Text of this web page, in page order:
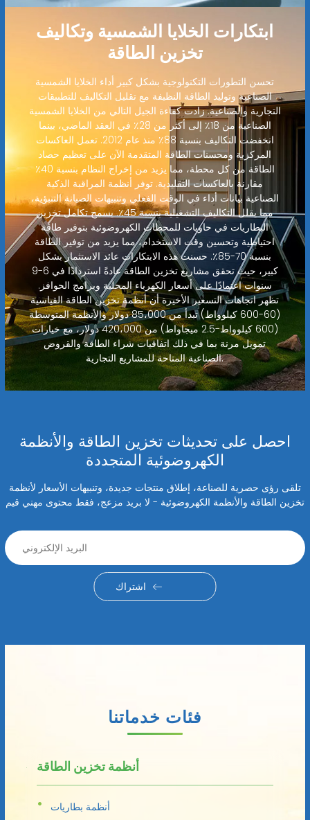
ابتكارات الخلايا الشمسية وتكاليف
تخزين الطاقة
تحسن التطورات التكنولوجية بشكل كبير أداء الخلايا الشمسية
الصناعية وتوليد الطاقة النظيفة مع تقليل التكاليف للتطبيقات
التجارية والصناعية. زادت كفاءة الجيل التالي من الخلايا الشمسية
الصناعية من 18٪ إلى أكثر من 28٪ في العقد الماضي، بينما
انخفضت التكاليف بنسبة 88٪ منذ عام 2012. تعمل العاكسات
المركزية ومحسنات الطاقة المتقدمة الآن على تعظيم حصاد
الطاقة من كل محطة، مما يزيد من إخراج النظام بنسبة 40٪
مقارنة بالعاكسات التقليدية. توفر أنظمة المراقبة الذكية
الصناعية بيانات أداء في الوقت الفعلي وتنبيهات الصيانة التنبؤية،
مما يقلل التكاليف التشغيلية بنسبة 45٪. يسمح تكامل تخزين
البطاريات في حاويات للمحطات الكهروضوئية بتوفير طاقة
احتياطية وتحسين وقت الاستخدام، مما يزيد من توفير الطاقة
بنسبة 70-85٪. حسنت هذه الابتكارات عائد الاستثمار بشكل
كبير، حيث تحقق مشاريع تخزين الطاقة عادةً استردادًا في 6-9
سنوات اعتمادًا على أسعار الكهرباء المحلية وبرامج الحوافز.
تظهر اتجاهات التسعير الأخيرة أن أنظمة تخزين الطاقة القياسية
(60-600 كيلوواط) تبدأ من 85،000 دولار والأنظمة المتوسطة
(600 كيلوواط-2.5 ميجاواط) من 420،000 دولار، مع خيارات
تمويل مرنة بما في ذلك اتفاقيات شراء الطاقة والقروض
الصناعية المتاحة للمشاريع التجارية.
احصل على تحديثات تخزين الطاقة والأنظمة
الكهروضوئية المتجددة
تلقى رؤى حصرية للصناعة، إطلاق منتجات جديدة، وتنبيهات الأسعار لأنظمة
تخزين الطاقة والأنظمة الكهروضوئية - لا بريد مزعج، فقط محتوى مهني قيم
اشتراك
فئات خدماتنا
أنظمة تخزين الطاقة
أنظمة بطاريات